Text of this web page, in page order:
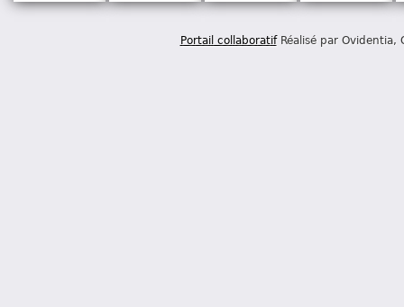
Portail collaboratifRéalisé par Ovidentia,